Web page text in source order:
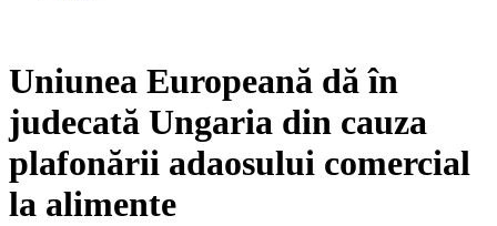
Uniunea Europeană dă în
judecată Ungaria din cauza
plafonării adaosului comercial
la alimente